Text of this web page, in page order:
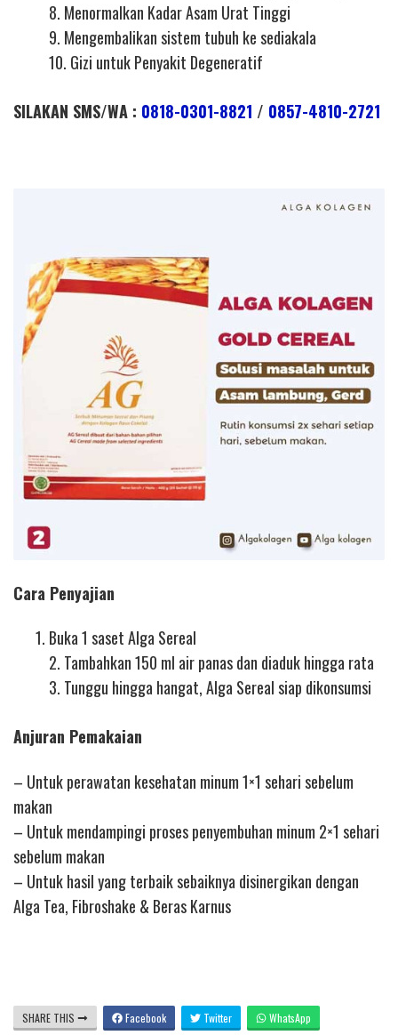
8. Menormalkan Kadar Asam Urat Tinggi
9. Mengembalikan sistem tubuh ke sediakala
10. Gizi untuk Penyakit Degeneratif
SILAKAN SMS/WA : 0818-0301-8821 / 0857-4810-2721
Cara Penyajian
Buka 1 saset Alga Sereal
2. Tambahkan 150 ml air panas dan diaduk hingga rata
3. Tunggu hingga hangat, Alga Sereal siap dikonsumsi
Anjuran Pemakaian
– Untuk perawatan kesehatan minum 1×1 sehari sebelum
makan
– Untuk mendampingi proses penyembuhan minum 2×1 sehari
sebelum makan
– Untuk hasil yang terbaik sebaiknya disinergikan dengan
Alga Tea, Fibroshake & Beras Karnus
SHARE THIS Facebook Twitter WhatsApp